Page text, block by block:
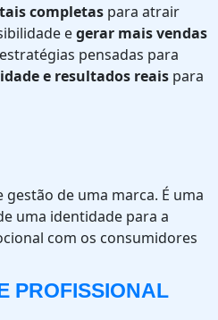
completas para atrair
egerar mais vendas
pensadas para
e resultados reais para
de uma marca. É uma
uma identidade para a
com os consumidores
PROFISSIONAL